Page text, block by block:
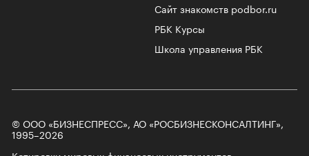
Сайт знакомств podbor.ru
РБК Курсы
Школа управления РБК
© ООО «БИЗНЕСПРЕСС», АО «РОСБИЗНЕСКОНСАЛТИНГ»,
1995–2026